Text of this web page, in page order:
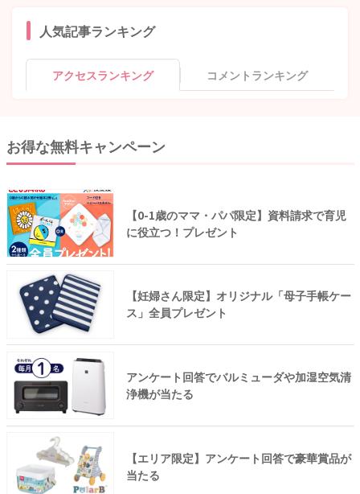
人気記事ランキング
アクセスランキング コメントランキング
お得な無料キャンペーン
【0-1歳のママ・パパ限定】資料請求で育児
に役立つ！プレゼント
【妊婦さん限定】オリジナル「母子手帳ケー
ス」全員プレゼント
アンケート回答でバルミューダや加湿空気清
浄機が当たる
【エリア限定】アンケート回答で豪華賞品が
当たる